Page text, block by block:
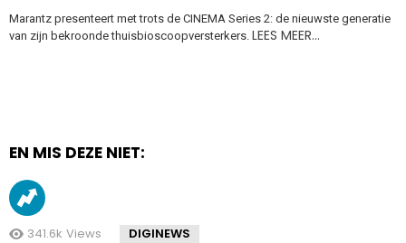
Marantz presenteert met trots de CINEMA Series 2: de nieuwste generatie
van zijn bekroonde thuisbioscoopversterkers. LEES MEER…
EN MIS DEZE NIET:
341.6k Views DIGINEWS